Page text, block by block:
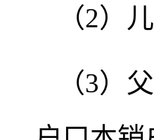
（2）
（3）